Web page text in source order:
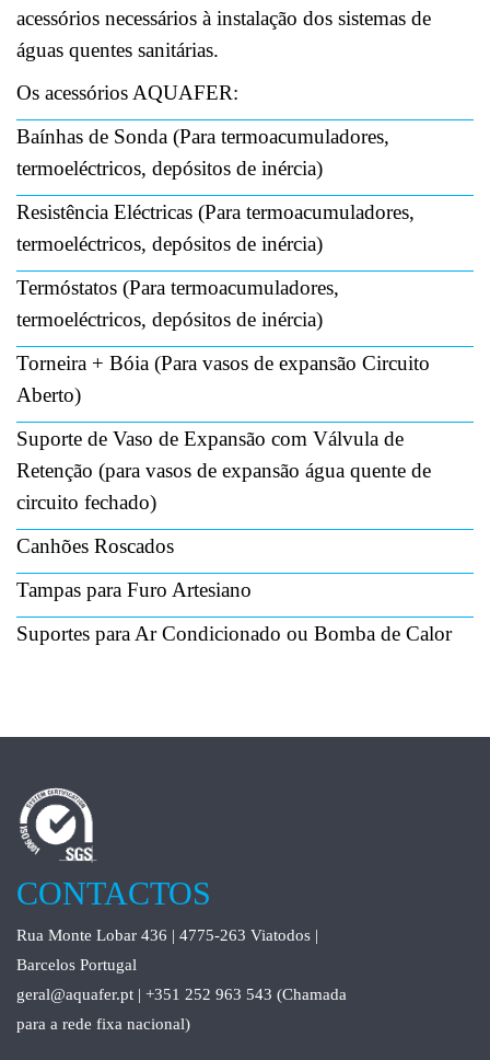
acessórios necessários à instalação dos sistemas de
águas quentes sanitárias.
Os acessórios AQUAFER:
Baínhas de Sonda (Para termoacumuladores,
termoeléctricos, depósitos de inércia)
Resistência Eléctricas (Para termoacumuladores,
termoeléctricos, depósitos de inércia)
Termóstatos (Para termoacumuladores,
termoeléctricos, depósitos de inércia)
Torneira + Bóia (Para vasos de expansão Circuito
Aberto)
Suporte de Vaso de Expansão com Válvula de
Retenção (para vasos de expansão água quente de
circuito fechado)
Canhões Roscados
Tampas para Furo Artesiano
Suportes para Ar Condicionado ou Bomba de Calor
CONTACTOS
Rua Monte Lobar 436 | 4775-263 Viatodos |
Barcelos Portugal
geral@aquafer.pt | +351 252 963 543 (Chamada
para a rede fixa nacional)